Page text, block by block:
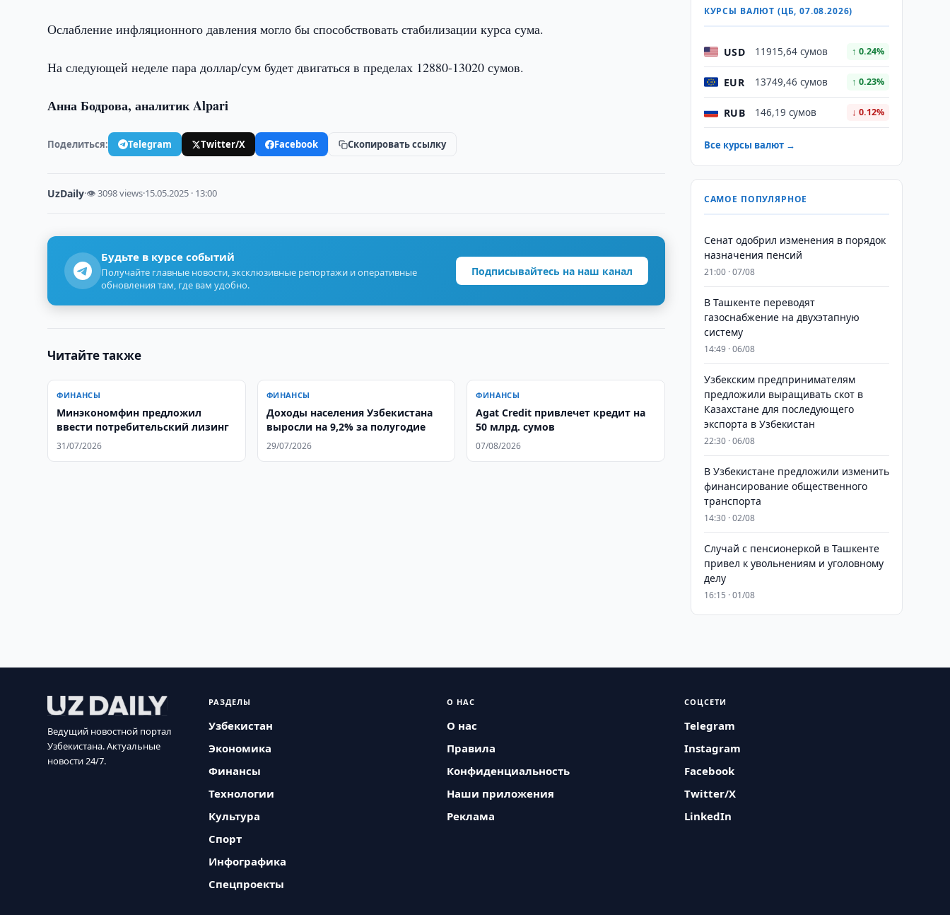
Ослабление инфляционного давления могло бы способствовать стабилизации курса сума.
На следующей неделе пара доллар/сум будет двигаться в пределах 12880-13020 сумов.
Анна Бодрова, аналитик Alpari
Поделиться: Telegram Twitter/X Facebook Скопировать ссылку
UzDaily·👁 3098 views·15.05.2025 · 13:00
Будьте в курсе событий
Получайте главные новости, эксклюзивные репортажи и оперативные
обновления там, где вам удобно.
Подписывайтесь на наш канал
Читайте также
ФИНАНСЫ
Минэкономфин предложил
ввести потребительский лизинг
31/07/2026
ФИНАНСЫ
Доходы населения Узбекистана
выросли на 9,2% за полугодие
29/07/2026
ФИНАНСЫ
Agat Credit привлечет кредит на
50 млрд. сумов
07/08/2026
КУРСЫ ВАЛЮТ (ЦБ, 07.08.2026)
USD 11915,64 сумов ↑ 0.24%
EUR 13749,46 сумов ↑ 0.23%
RUB 146,19 сумов ↓ 0.12%
Все курсы валют →
САМОЕ ПОПУЛЯРНОЕ
Сенат одобрил изменения в порядок
назначения пенсий
21:00 · 07/08
В Ташкенте переводят
газоснабжение на двухэтапную
систему
14:49 · 06/08
Узбекским предпринимателям
предложили выращивать скот в
Казахстане для последующего
экспорта в Узбекистан
22:30 · 06/08
В Узбекистане предложили изменить
финансирование общественного
транспорта
14:30 · 02/08
Случай с пенсионеркой в Ташкенте
привел к увольнениям и уголовному
делу
16:15 · 01/08
Ведущий новостной портал
Узбекистана. Актуальные
новости 24/7.
РАЗДЕЛЫ
Узбекистан
Экономика
Финансы
Технологии
Культура
Спорт
Инфографика
Спецпроекты
О НАС
О нас
Правила
Конфиденциальность
Наши приложения
Реклама
СОЦСЕТИ
Telegram
Instagram
Facebook
Twitter/X
LinkedIn